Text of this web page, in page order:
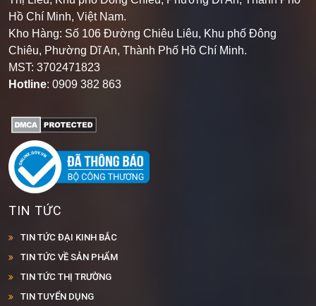
Hồ Chí Minh, Việt Nam.
Kho Hàng: Số 106 Đường Chiêu Liêu, Khu phố Đông
Chiêu, Phường Dĩ An, Thành Phố Hồ Chí Minh.
MST: 3702471823
Hotline: 0909 382 863
TIN TỨC
TIN TỨC ĐẠI KINH BẮC
TIN TỨC VỀ SẢN PHẨM
TIN TỨC THỊ TRƯỜNG
TIN TUYỂN DỤNG